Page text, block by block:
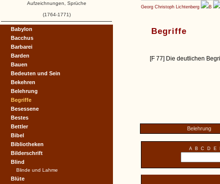
Georg Christoph Lichtenberg B
Begriffe
[F 77] Die deutlichen
Belehrung
A B C D E
Babylon
Bacchus
Barbarei
Barden
Bauen
Bedeuten und Sein
Bekehren
Belehrung
Begriffe
Besessene
Bestes
Bettler
Bibel
Bibliotheken
Bilderschrift
Blind
Blinde und Lahme
Blüte
Aufzeichnungen, Sprüche
(1764-1771)